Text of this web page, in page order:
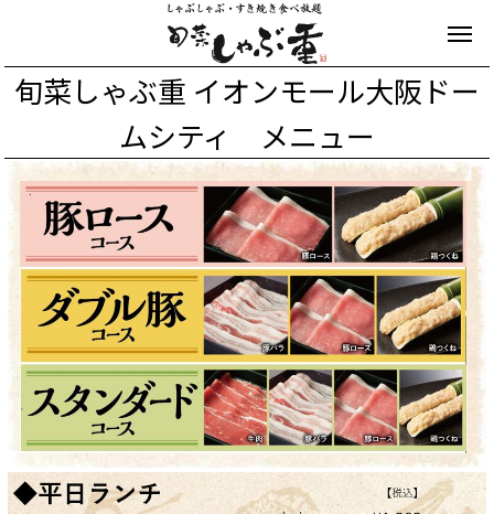
旬菜しゃぶ重 イオンモール大阪ドー
ムシティ メニュー